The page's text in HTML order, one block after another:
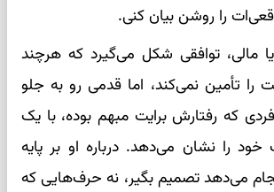
را روشن بیان کنی.
مالی، توافقی شکل می‌گیرد که هرچند
را تأمین نمی‌کند، اما قدمی رو به جلو
که رفتارش برایت مبهم بوده، با یک
را نشان می‌دهد. درباره او بر پایه
می‌دهد تصمیم بگیر، نه حرف‌هایی که